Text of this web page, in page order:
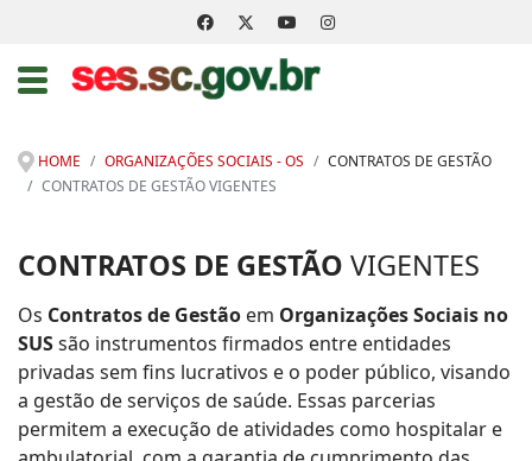
HOME ORGANIZAÇÕES SOCIAIS - OS
CONTRATOS DE GESTÃO
CONTRATOS DE GESTÃO VIGENTES
CONTRATOS DE GESTÃO VIGENTES
Os Contratos de Gestão em Organizações Sociais no
SUSsão instrumentos firmados entre entidades
privadas sem fins lucrativos e o poder público, visando
a gestão de serviços de saúde. Essas parcerias
permitem a execução de atividades como hospitalar e